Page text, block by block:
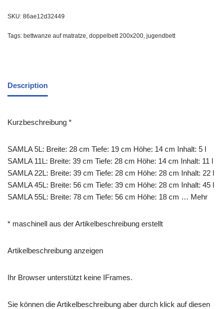
SKU: 86ae12d32449
Tags: bettwanze auf matratze, doppelbett 200x200, jugendbett
Description
Kurzbeschreibung *
SAMLA 5L: Breite: 28 cm Tiefe: 19 cm Höhe: 14 cm Inhalt: 5 l
SAMLA 11L: Breite: 39 cm Tiefe: 28 cm Höhe: 14 cm Inhalt: 11 l
SAMLA 22L: Breite: 39 cm Tiefe: 28 cm Höhe: 28 cm Inhalt: 22 l
SAMLA 45L: Breite: 56 cm Tiefe: 39 cm Höhe: 28 cm Inhalt: 45 l
SAMLA 55L: Breite: 78 cm Tiefe: 56 cm Höhe: 18 cm … Mehr
* maschinell aus der Artikelbeschreibung erstellt
Artikelbeschreibung anzeigen
Ihr Browser unterstützt keine IFrames.
Sie können die Artikelbeschreibung aber durch klick auf diesen